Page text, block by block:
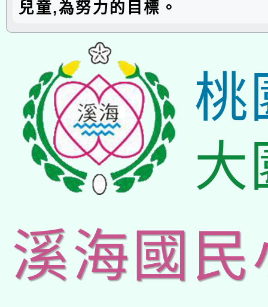
兒童,為努力的目標。
桃
大
溪海國民